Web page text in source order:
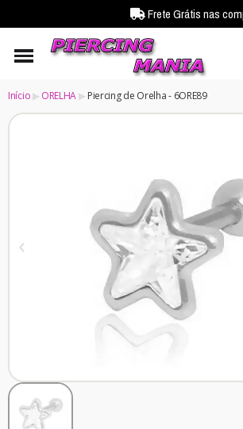
Frete Grátis nas
Início ORELHA Piercing de Orelha - 6ORE89